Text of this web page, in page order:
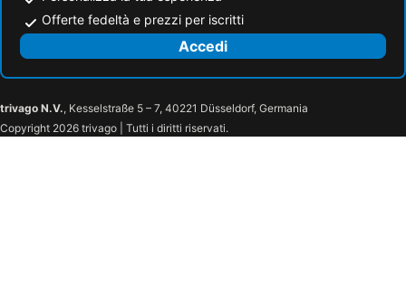
Offerte fedeltà e prezzi per iscritti
Accedi
trivago N.V., Kesselstraße 5 – 7, 40221 Düsseldorf, Germania
Copyright 2026 trivago | Tutti i diritti riservati.